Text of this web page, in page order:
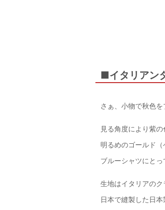
■イタリアン
さぁ、小物で秋色を
見る角度により紫
明るめのゴールド
ブルーシャツにとっ
生地はイタリアの
日本で縫製した日本